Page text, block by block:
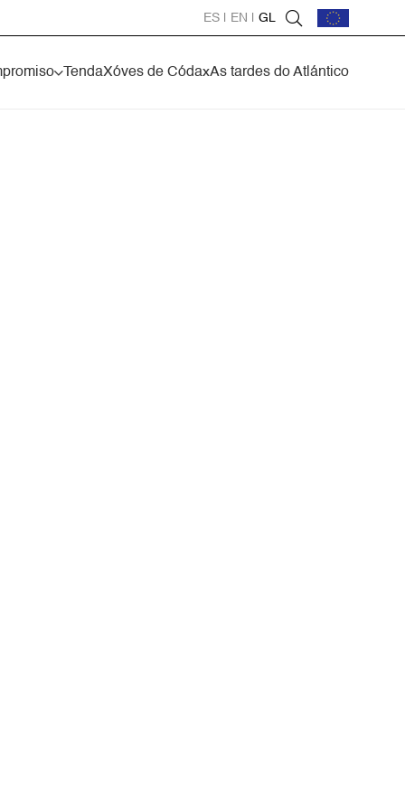
ES EN GL
TendaXóves de CódaxAs tardes do Atlántico